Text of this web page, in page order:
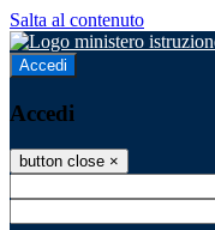
Salta al contenuto
Accedi
Accedi
button close ×